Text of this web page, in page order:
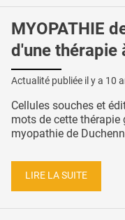
MYOPATHIE
d'une thérapie
Actualité publiée il y a 10
Cellules souches et
mots de cette thérapie
myopathie de
LIRE LA SUITE